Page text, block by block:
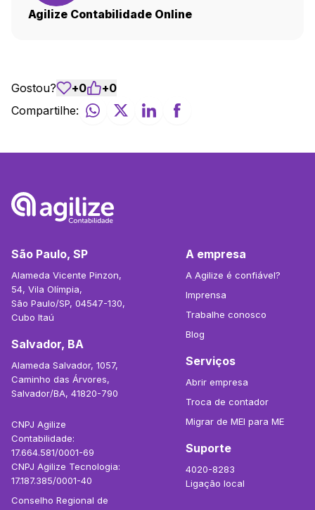
Agilize Contabilidade Online
Gostou? +0 +0
Compartilhe:
São Paulo, SP
Alameda Vicente Pinzon,
54, Vila Olímpia,
São Paulo/SP, 04547-130,
Cubo Itaú
Salvador, BA
Alameda Salvador, 1057,
Caminho das Árvores,
Salvador/BA, 41820-790
CNPJ Agilize
Contabilidade:
17.664.581/0001-69
CNPJ Agilize Tecnologia:
17.187.385/0001-40
Conselho Regional de
A empresa
A Agilize é confiável?
Imprensa
Trabalhe conosco
Blog
Serviços
Abrir empresa
Troca de contador
Migrar de MEI para ME
Suporte
4020-8283
Ligação local